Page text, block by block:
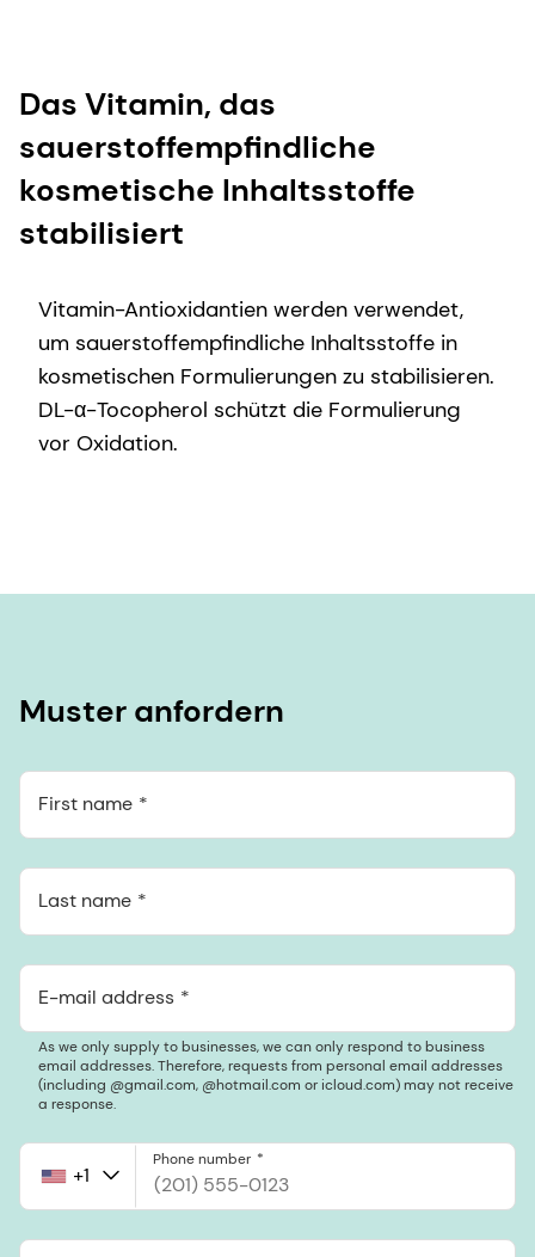
Das Vitamin, das
sauerstoffempfindliche
kosmetische Inhaltsstoffe
stabilisiert
Vitamin-Antioxidantien werden verwendet,
um sauerstoffempfindliche Inhaltsstoffe in
kosmetischen Formulierungen zu stabilisieren.
DL-α-Tocopherol schützt die Formulierung
vor Oxidation.
Muster anfordern
First name
Last name
E-mail address
As we only supply to businesses, we can only respond to business
email addresses. Therefore, requests from personal email addresses
(including @gmail.com, @hotmail.com or icloud.com) may not receive
a response.
United
+1
Phone number